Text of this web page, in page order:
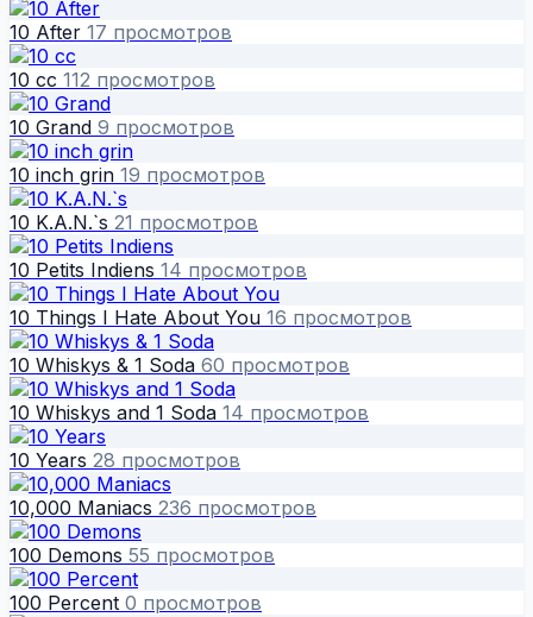
10 After 17 просмотров
10 cc 112 просмотров
10 Grand 9 просмотров
10 inch grin 19 просмотров
10 K.A.N.`s 21 просмотров
10 Petits Indiens 14 просмотров
10 Things I Hate About You 16 просмотров
10 Whiskys & 1 Soda 60 просмотров
10 Whiskys and 1 Soda 14 просмотров
10 Years 28 просмотров
10,000 Maniacs 236 просмотров
100 Demons 55 просмотров
100 Percent 0 просмотров